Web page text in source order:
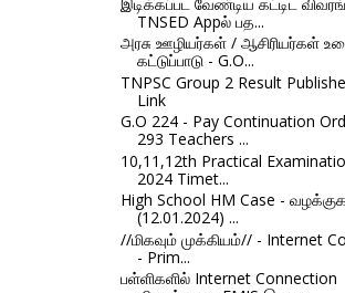
TNSED Appல் பத...
அரசு ஊழியர்கள் / ஆசிரியர்கள்
கட்டுப்பாடு - G.O...
TNPSC Group 2 Result
Link
G.O 224 - Pay Continuation
293 Teachers ...
10,11,12th Practical
2024 Timet...
High School HM Case -
(12.01.2024) ...
//மிகவும் முக்கியம்// - Internet
- Prim...
பள்ளிகளில் Internet Connection